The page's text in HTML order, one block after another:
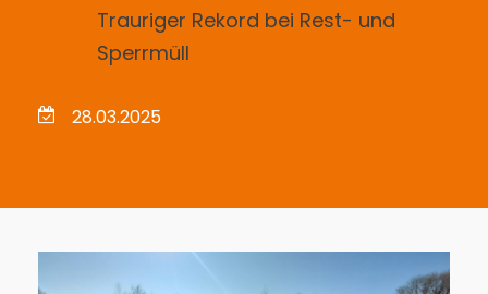
Trauriger Rekord bei Rest- und
Sperrmüll
28.03.2025